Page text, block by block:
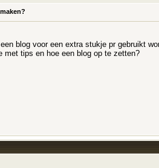
blog voor een extra stukje pr gebruikt
met tips en hoe een blog op te zetten?